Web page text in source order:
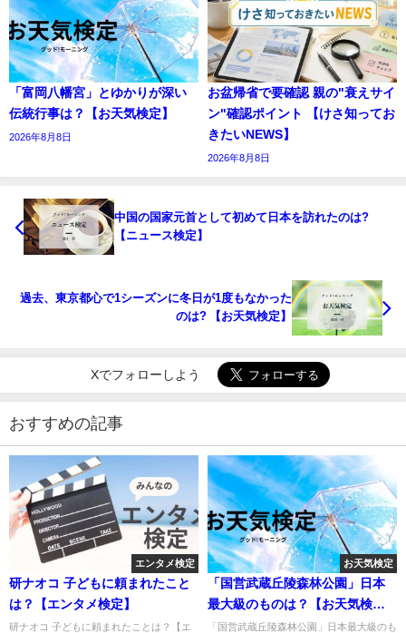
「富岡八幡宮」とゆかりが深い
伝統行事は？【お天気検定】
2026年8月8日
お盆帰省で要確認 親の"衰えサイ
ン"確認ポイント 【けさ知ってお
きたいNEWS】
2026年8月8日
中国の国家元首として初めて日本を訪れたのは?
【ニュース検定】
過去、東京都心で1シーズンに冬日が1度もなかった
のは? 【お天気検定】
Xでフォローしよう
おすすめの記事
エンタメ検定
研ナオコ 子どもに頼まれたこと
は？【エンタメ検定】
研ナオコ 子どもに頼まれたことは？【エ
お天気検定
「国営武蔵丘陵森林公園」日本
最大級のものは？【お天気検
定】
「国営武蔵丘陵森林公園」日本最大級のも